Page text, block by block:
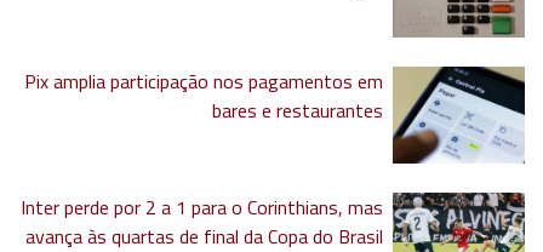
Pix amplia participação nos pagamentos em
bares e restaurantes
Inter perde por 2 a 1 para o Corinthians, mas
avança às quartas de final da Copa do Brasil